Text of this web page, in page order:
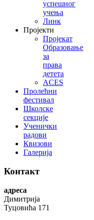
успешног
учења
Линк
Пројекти
Пројекат
Образовање
за
права
детета
ACES
Пролећни
фестивал
Школске
секције
Ученички
радови
Квизови
Галерија
Контакт
адреса
Димитрија
Туцовића 171